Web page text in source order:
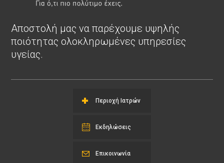
Αποστολή μας να παρέχουμε υψηλής
ποιότητας ολοκληρωμένες υπηρεσίες
υγείας.
Περιοχή Ιατρών
Εκδηλώσεις
Επικοινωνία